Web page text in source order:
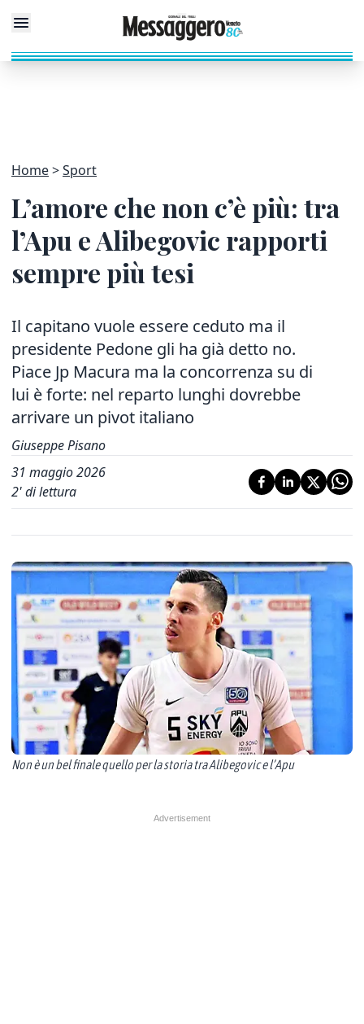
Home Sport
L’amore che non c’è più: tra
l’Apu e Alibegovic rapporti
sempre più tesi
Il capitano vuole essere ceduto ma il
presidente Pedone gli ha già detto no.
Piace Jp Macura ma la concorrenza su di
lui è forte: nel reparto lunghi dovrebbe
arrivare un pivot italiano
Giuseppe Pisano
31 maggio 2026
2' di lettura
Non è un bel finale quello per la storia tra Alibegovic e l’Apu